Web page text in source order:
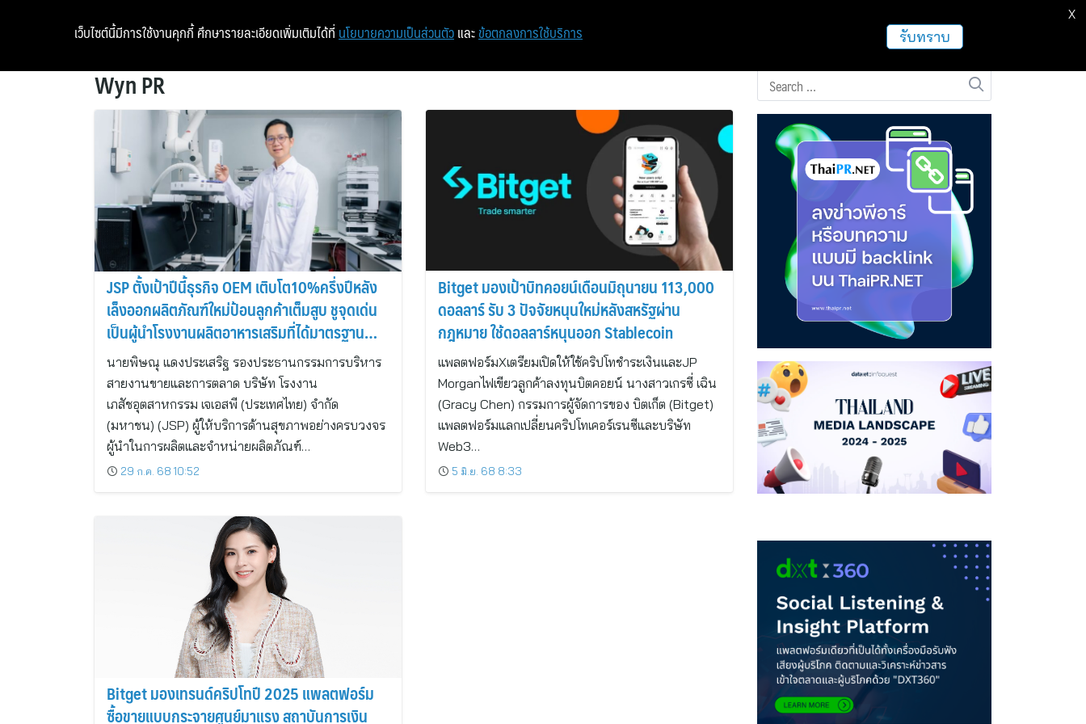
หน้าแรก ท่องเที่ยว ฝากข่าวประชาสัมพันธ์
Wyn PR
JSP ตั้งเป้าปีนี้ธุรกิจ OEM เติบโต10%ครึ่งปีหลัง
เล็งออกผลิตภัณฑ์ใหม่ป้อนลูกค้าเต็มสูบ ชูจุดเด่น
เป็นผู้นำโรงงานผลิตอาหารเสริมที่ได้มาตรฐาน
โรงงานยา
นายพิษณุ แดงประเสริฐ รองประธานกรรมการบริหาร
สายงานขายและการตลาด บริษัท โรงงาน
เภสัชอุตสาหกรรม เจเอสพี (ประเทศไทย) จำกัด
(มหาชน) (JSP) ผู้ให้บริการด้านสุขภาพอย่างครบวงจร
ผู้นำในการผลิตและจำหน่ายผลิตภัณฑ์…
29 ก.ค. 68 10:52
Bitget มองเป้าบิทคอยน์เดือนมิถุนายน 113,000
ดอลลาร์ รับ 3 ปัจจัยหนุนใหม่หลังสหรัฐผ่าน
กฎหมาย ใช้ดอลลาร์หนุนออก Stablecoin
แพลตฟอร์มXเตรียมเปิดให้ใช้คริปโทชำระเงินและJP
Morganไฟเขียวลูกค้าลงทุนบิตคอยน์ นางสาวเกรซี่ เฉิน
(Gracy Chen) กรรมการผู้จัดการของ บิตเก็ต (Bitget)
แพลตฟอร์มแลกเปลี่ยนคริปโทเคอร์เรนซีและบริษัท
Web3…
5 มิ.ย. 68 8:33
Bitget มองเทรนด์คริปโทปี 2025 แพลตฟอร์ม
ซื้อขายแบบกระจายศูนย์มาแรง สถาบันการเงิน
เว็บไซต์นี้มีการใช้งานคุกกี้ ศึกษารายละเอียดเพิ่มเติมได้ที่ นโยบายความเป็นส่วนตัว และ ข้อตกลงการใช้บริการ รับทราบ
X